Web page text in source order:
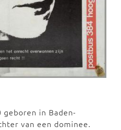
in Baden-
van een dominee.